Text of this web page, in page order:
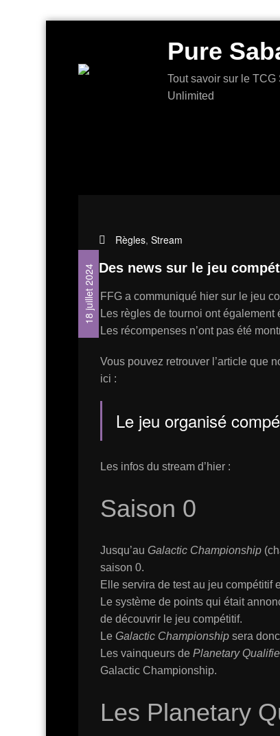
contenu
Pure
Tout savoir sur le TCG
Unlimited
18 juillet 2024
Règles, Stream
Des news sur le jeu
FFG a communiqué hier sur le jeu
Les règles de tournoi ont également
Les récompenses n’ont pas été
Vous pouvez retrouver l’article que
ici :
Le jeu organisé
Les infos du stream d’hier :
Saison 0
Jusqu’au Galactic Championship
saison 0.
Elle servira de test au jeu compétitif
Le système de points qui était
de découvrir le jeu compétitif.
Le Galactic Championship sera
Les vainqueurs de Planetary
Galactic Championship.
Les Planetary